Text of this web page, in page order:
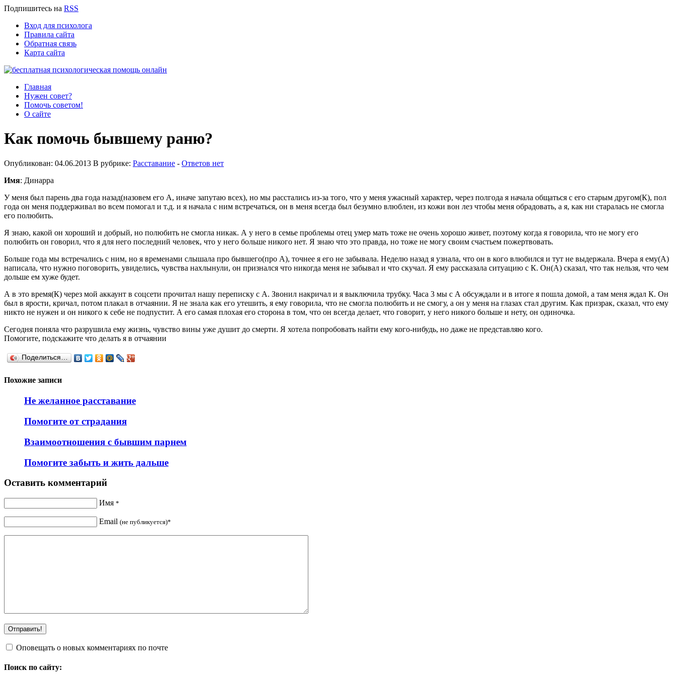
Подпишитесь на RSS
Вход для психолога
Правила сайта
Обратная связь
Карта сайта
Главная
Нужен совет?
Помочь советом!
О сайте
Как помочь бывшему раню?
Опубликован: 04.06.2013 В рубрике: Расставание - Ответов нет
Имя: Динарра
У меня был парень два года назад(назовем его А, иначе запутаю всех), но мы расстались из-за того, что у меня ужасный характер, через полгода я начала общаться с его старым другом(К), пол
года он меня поддерживал во всем помогал и т.д. и я начала с ним встречаться, он в меня всегда был безумно влюблен, из кожи вон лез чтобы меня обрадовать, а я, как ни старалась не смогла
его полюбить.
Я знаю, какой он хороший и добрый, но полюбить не смогла никак. А у него в семье проблемы отец умер мать тоже не очень хорошо живет, поэтому когда я говорила, что не могу его
полюбить он говорил, что я для него последний человек, что у него больше никого нет. Я знаю что это правда, но тоже не могу своим счастьем пожертвовать.
Больше года мы встречались с ним, но я временами слышала про бывшего(про А), точнее я его не забывала. Неделю назад я узнала, что он в кого влюбился и тут не выдержала. Вчера я ему(А)
написала, что нужно поговорить, увиделись, чувства нахлынули, он признался что никогда меня не забывал и что скучал. Я ему рассказала ситуацию с К. Он(А) сказал, что так нельзя, что чем
дольше ем хуже будет.
А в это время(К) через мой аккаунт в соцсети прочитал нашу переписку с А. Звонил накричал и я выключила трубку. Часа 3 мы с А обсуждали и в итоге я пошла домой, а там меня ждал К. Он
был в ярости, кричал, потом плакал в отчаянии. Я не знала как его утешить, я ему говорила, что не смогла полюбить и не смогу, а он у меня на глазах стал другим. Как призрак, сказал, что ему
никто не нужен и он никого к себе не подпустит. А его самая плохая его сторона в том, что он всегда делает, что говорит, у него никого больше и нету, он одиночка.
Сегодня поняла что разрушила ему жизнь, чувство вины уже душит до смерти. Я хотела попробовать найти ему кого-нибудь, но даже не представляю кого.
Помогите, подскажите что делать я в отчаянии
Поделиться…
Похожие записи
Не желанное расставание
Помогите от страдания
Взаимоотношения с бывшим парнем
Помогите забыть и жить дальше
Оставить комментарий
Имя *
Email (не публикуется)*
Оповещать о новых комментариях по почте
Поиск по сайту: